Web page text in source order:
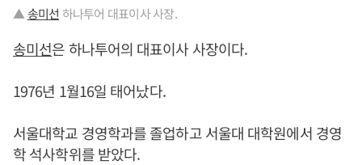
▲송미선 하나투어 대표이사 사장.
송미선은 하나투어의 대표이사 사장이다.
1976년 1월16일 태어났다.
서울대학교 경영학과를 졸업하고 서울대 대학원에서 경영
학 석사학위를 받았다.